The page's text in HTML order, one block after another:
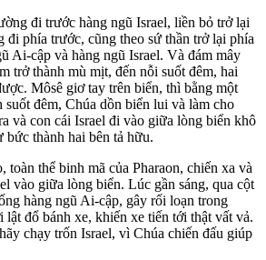
đi trước hàng ngũ Israel, liền bỏ trở lại
đi phía trước, cũng theo sứ thần trở lại phía
Ai-cập và hàng ngũ Israel. Và đám mây
trở thành mù mịt, đến nỗi suốt đêm, hai
Môsê giơ tay trên biển, thì bằng một
đêm, Chúa dồn biển lui và làm cho
và con cái Israel đi vào giữa lòng biển khô
thành hai bên tả hữu.
thể binh mã của Pharaon, chiến xa và
vào giữa lòng biển. Lúc gần sáng, qua cột
hàng ngũ Ai-cập, gây rối loạn trong
đổ bánh xe, khiến xe tiến tới thật vất vả.
chạy trốn Israel, vì Chúa chiến đấu giúp